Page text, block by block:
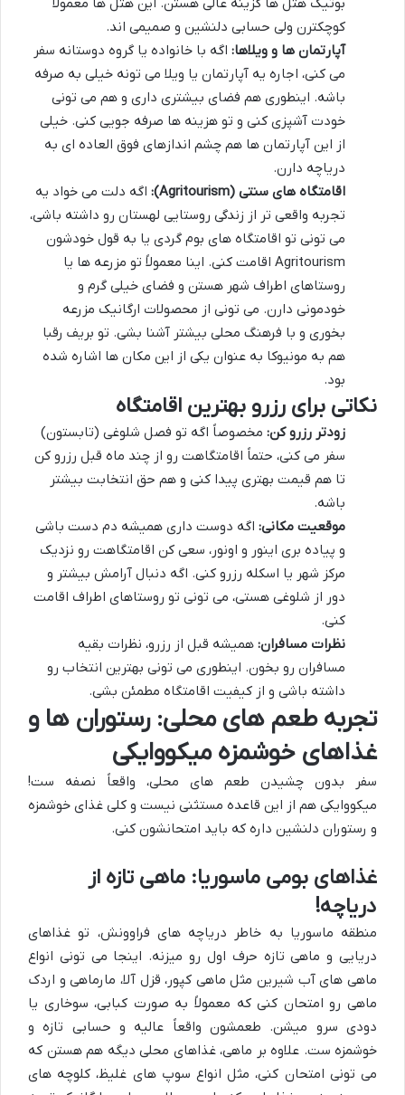
بوتیک هتل ها گزینه عالی هستن. این هتل ها معمولاً
کوچکترن ولی حسابی دلنشین و صمیمی اند.
آپارتمان ها و ویلاها: اگه با خانواده یا گروه دوستانه سفر
می کنی، اجاره یه آپارتمان یا ویلا می تونه خیلی به صرفه
باشه. اینطوری هم فضای بیشتری داری و هم می تونی
خودت آشپزی کنی و تو هزینه ها صرفه جویی کنی. خیلی
از این آپارتمان ها هم چشم اندازهای فوق العاده ای به
دریاچه دارن.
اقامتگاه های سنتی (Agritourism):
اگه دلت می خواد یه
تجربه واقعی تر از زندگی روستایی لهستان رو داشته باشی،
می تونی تو اقامتگاه های بوم گردی یا به قول خودشون
Agritourism اقامت کنی. اینا معمولاً تو مزرعه ها یا
روستاهای اطراف شهر هستن و فضای خیلی گرم و
خودمونی دارن. می تونی از محصولات ارگانیک مزرعه
بخوری و با فرهنگ محلی بیشتر آشنا بشی. تو بریف رقبا
هم به مونیوکا به عنوان یکی از این مکان ها اشاره شده
بود.
نکاتی برای رزرو بهترین اقامتگاه
زودتر رزرو کن: مخصوصاً اگه تو فصل شلوغی (تابستون)
سفر می کنی، حتماً اقامتگاهت رو از چند ماه قبل رزرو کن
تا هم قیمت بهتری پیدا کنی و هم حق انتخابت بیشتر
باشه.
موقعیت مکانی: اگه دوست داری همیشه دم دست باشی
و پیاده بری اینور و اونور، سعی کن اقامتگاهت رو نزدیک
مرکز شهر یا اسکله رزرو کنی. اگه دنبال آرامش بیشتر و
دور از شلوغی هستی، می تونی تو روستاهای اطراف اقامت
کنی.
نظرات مسافران: همیشه قبل از رزرو، نظرات بقیه
مسافران رو بخون. اینطوری می تونی بهترین انتخاب رو
داشته باشی و از کیفیت اقامتگاه مطمئن بشی.
تجربه طعم های محلی: رستوران ها و
غذاهای خوشمزه میکووایکی
سفر بدون چشیدن طعم های محلی، واقعاً نصفه ست!
میکووایکی هم از این قاعده مستثنی نیست و کلی غذای خوشمزه
و رستوران دلنشین داره که باید امتحانشون کنی.
غذاهای بومی ماسوریا: ماهی تازه از
دریاچه!
منطقه ماسوریا به خاطر دریاچه های فراوونش، تو غذاهای
دریایی و ماهی تازه حرف اول رو میزنه. اینجا می تونی انواع
ماهی های آب شیرین مثل ماهی کپور، قزل آلا، مارماهی و اردک
ماهی رو امتحان کنی که معمولاً به صورت کبابی، سوخاری یا
دودی سرو میشن. طعمشون واقعاً عالیه و حسابی تازه و
خوشمزه ست. علاوه بر ماهی، غذاهای محلی دیگه هم هستن که
می تونی امتحان کنی، مثل انواع سوپ های غلیظ، کلوچه های